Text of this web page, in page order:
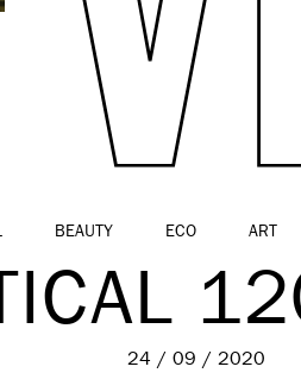
BEAUTY ECO ART
24 / 09 / 2020